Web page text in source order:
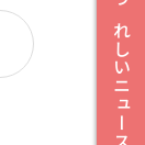
うれしいニュース